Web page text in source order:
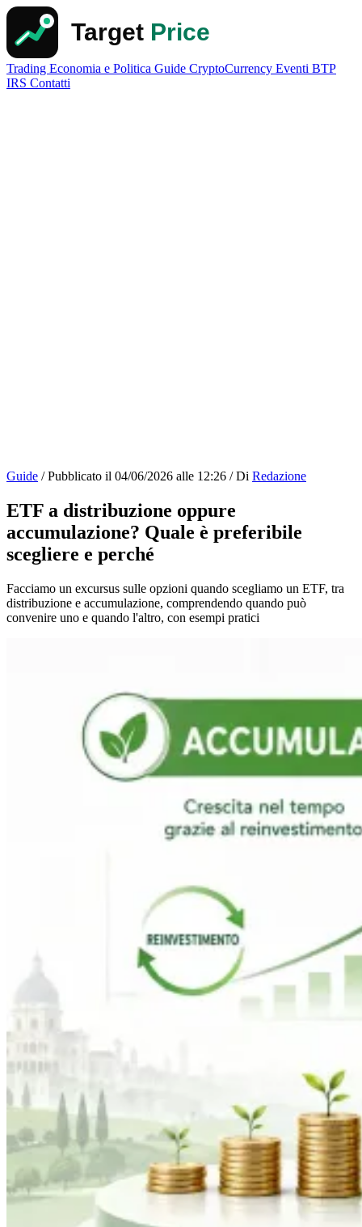
Trading Economia e Politica Guide CryptoCurrency Eventi BTP
IRS Contatti
Guide / Pubblicato il 04/06/2026 alle 12:26 / Di Redazione
ETF a distribuzione oppure
accumulazione? Quale è preferibile
scegliere e perché
Facciamo un excursus sulle opzioni quando scegliamo un ETF, tra
distribuzione e accumulazione, comprendendo quando può
convenire uno e quando l'altro, con esempi pratici